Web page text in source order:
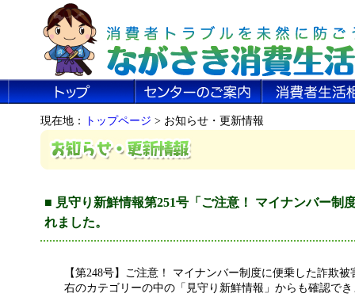
現在地： トップページ > お知らせ・更新情報
■ 見守り新鮮情報第251号「ご注意！ マイナンバー制
れました。
【第248号】ご注意！ マイナンバー制度に便乗した詐欺被
右のカテゴリーの中の「見守り新鮮情報」からも確認で